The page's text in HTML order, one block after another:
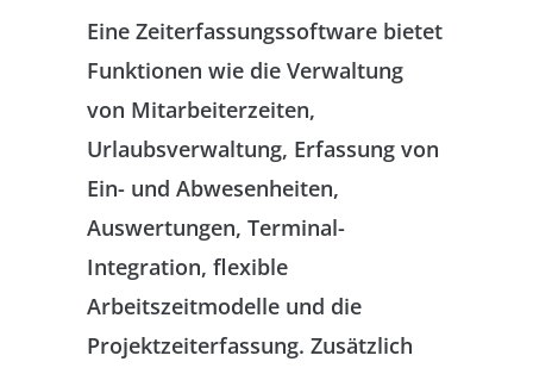
Eine Zeiterfassungssoftware bietet
Funktionen wie die Verwaltung
von Mitarbeiterzeiten,
Urlaubsverwaltung, Erfassung von
Ein- und Abwesenheiten,
Auswertungen, Terminal-
Integration, flexible
Arbeitszeitmodelle und die
Projektzeiterfassung. Zusätzlich